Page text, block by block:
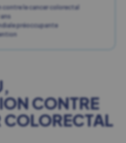
contre le cancer colorectal
préoccupante
CONTRE
COLORECTAL